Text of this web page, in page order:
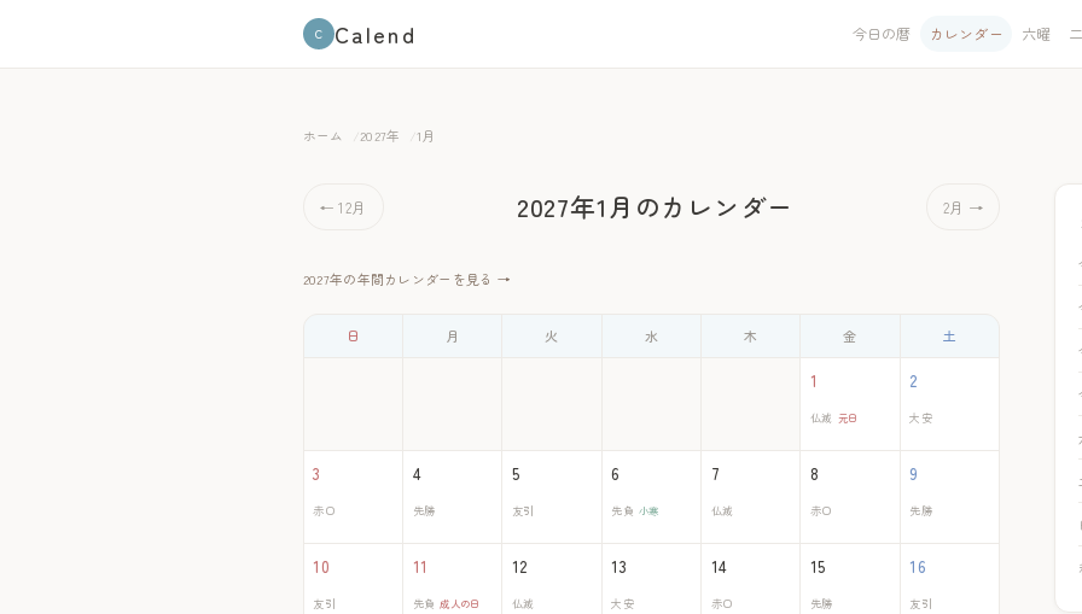
C Calend 今日の暦 カレンダー 六曜
ホーム 2027年 1月
← 12月 2027年1月のカレンダー 2月 →
2027年の年間カレンダーを見る →
日 月 火 水 木 金 土
1
仏滅 元日
2
大安
3
赤口
4
先勝
5
友引
6
先負 小寒
7
仏滅
8
赤口
9
先勝
10
友引
11
先負 成人の日
12
仏滅
13
大安
14
赤口
15
先勝
16
友引